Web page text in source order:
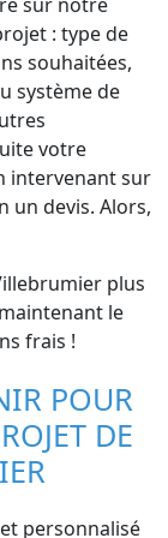
: type de
souhaitées,
système de
votre
intervenant sur
un devis. Alors,
plus
le
frais !
POUR
DE
personnalisé